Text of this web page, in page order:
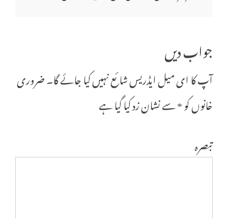
جواب دیں
آپ کا ای میل ایڈریس شائع نہیں کیا جائے گا۔ضروری
خانوں کو*سے نشان زد کیا گیا ہے
تبصرہ